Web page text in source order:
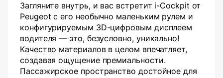
Загляните внутрь, и вас встретит i-Cockpit от
Peugeot с его необычно маленьким рулем и
конфигурируемым 3D-цифровым дисплеем
водителя — это, безусловно, уникально!
Качество материалов в целом впечатляет,
создавая ощущение премиальности.
Пассажирское пространство достойное для